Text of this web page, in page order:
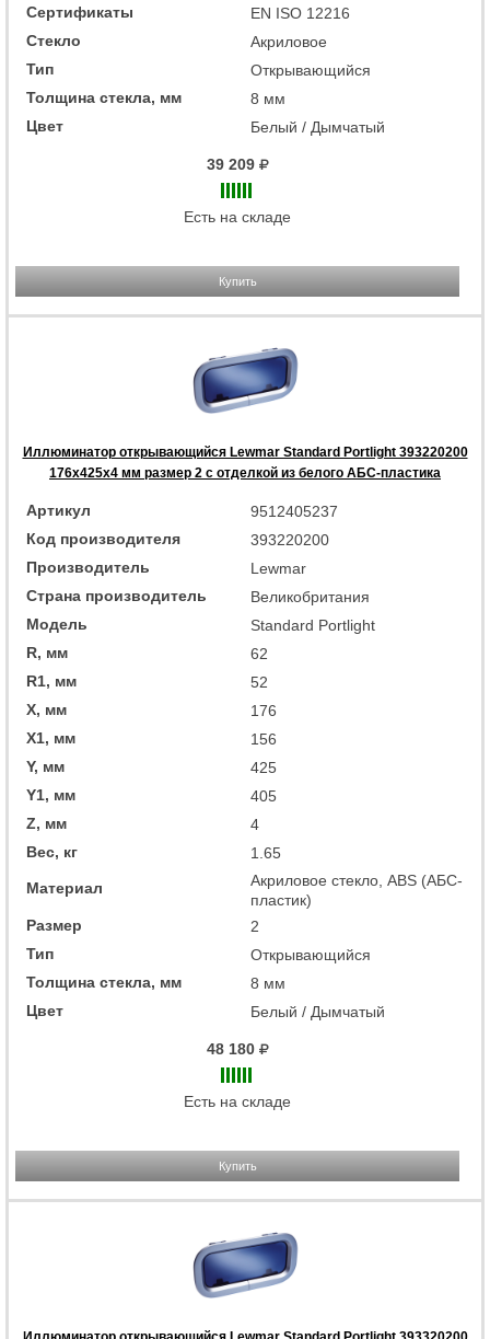
Сертификаты
EN ISO 12216
Стекло
Акриловое
Тип
Открывающийся
Толщина стекла, мм
8 мм
Цвет
Белый / Дымчатый
39 209
Есть на складе
Купить
Иллюминатор открывающийся Lewmar Standard Portlight 393220200
176x425x4 мм размер 2 с отделкой из белого АБС-пластика
Артикул
9512405237
Код производителя
393220200
Производитель
Lewmar
Страна производитель
Великобритания
Модель
Standard Portlight
R, мм
62
R1, мм
52
X, мм
176
X1, мм
156
Y, мм
425
Y1, мм
405
Z, мм
4
Вес, кг
1.65
Материал
Акриловое стекло, ABS (АБС-
пластик)
Размер
2
Тип
Открывающийся
Толщина стекла, мм
8 мм
Цвет
Белый / Дымчатый
48 180
Есть на складе
Купить